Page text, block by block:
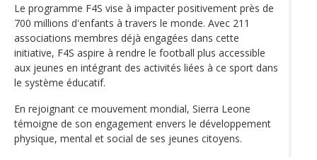
Le programme F4S vise à impacter positivement près de
700 millions d'enfants à travers le monde. Avec 211
associations membres déjà engagées dans cette
initiative, F4S aspire à rendre le football plus accessible
aux jeunes en intégrant des activités liées à ce sport dans
le système éducatif.
En rejoignant ce mouvement mondial, Sierra Leone
témoigne de son engagement envers le développement
physique, mental et social de ses jeunes citoyens.